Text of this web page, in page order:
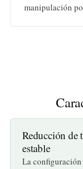
manipulación
Reducción de
estable
La